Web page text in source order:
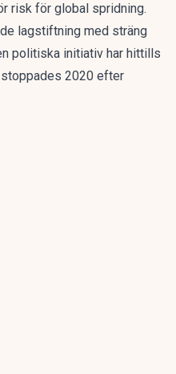
risk för global spridning.
lagstiftning med sträng
politiska initiativ har hittills
2020 efter